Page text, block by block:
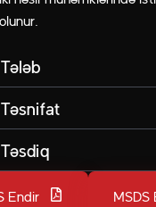
Tələb
Təsnifat
Təsdiq
Endir MSDS